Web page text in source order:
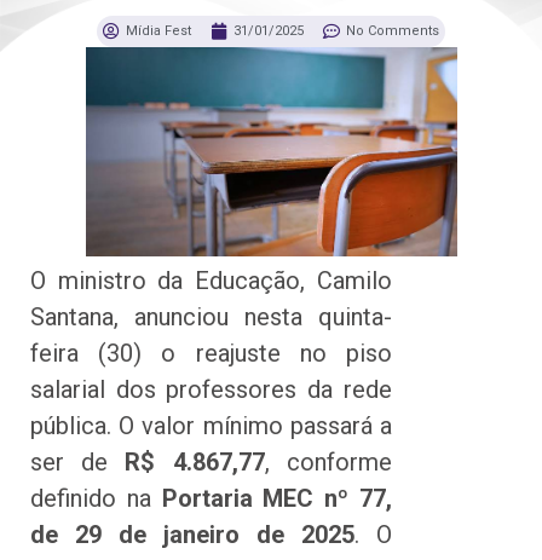
Mídia Fest 31/01/2025 No Comments
O ministro da Educação, Camilo
Santana, anunciou nesta quinta-
feira (30) o reajuste no piso
salarial dos professores da rede
pública. O valor mínimo passará a
ser de R$ 4.867,77, conforme
definido na Portaria MEC nº 77,
de 29 de janeiro de 2025. O